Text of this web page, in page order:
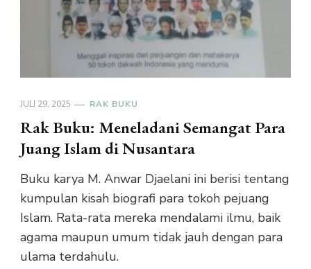
JULI 29, 2025 RAK BUKU
Rak Buku: Meneladani Semangat Para
Juang Islam di Nusantara
Buku karya M. Anwar Djaelani ini berisi tentang
kumpulan kisah biografi para tokoh pejuang
Islam. Rata-rata mereka mendalami ilmu, baik
agama maupun umum tidak jauh dengan para
ulama terdahulu.